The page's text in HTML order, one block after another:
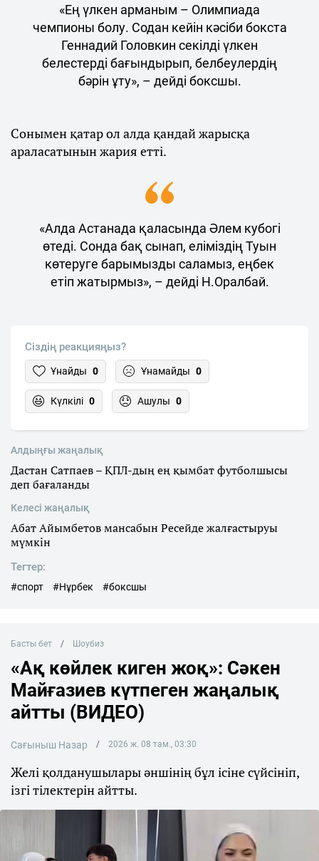
«Ең үлкен арманым – Олимпиада
чемпионы болу. Содан кейін кәсіби бокста
Геннадий Головкин секілді үлкен
белестерді бағындырып, белбеулердің
бәрін ұту», – дейді боксшы.
Сонымен қатар ол алда қандай жарысқа
араласатынын жария етті.
«Алда Астанада қаласында Әлем кубогі
өтеді. Сонда бақ сынап, еліміздің Туын
көтеруге барымызды саламыз, еңбек
етіп жатырмыз», – дейді Н.Оралбай.
Сіздің реакцияңыз?
Ұнайды 0 Ұнамайды 0
Күлкілі 0 Ашулы 0
Алдыңғы жаңалық
Дастан Сатпаев – ҚПЛ-дың ең қымбат футболшысы
деп бағаланды
Келесі жаңалық
Абат Айымбетов мансабын Ресейде жалғастыруы
мүмкін
Тегтер:
#спорт #Нұрбек #боксшы
Басты бет Шоубиз
«Ақ көйлек киген жоқ»: Сәкен
Майғазиев күтпеген жаңалық
айтты (ВИДЕО)
Сағыныш Назар 2026 ж. 08 там., 03:30
Желі қолданушылары әншінің бұл ісіне сүйсініп,
ізгі тілектерін айтты.